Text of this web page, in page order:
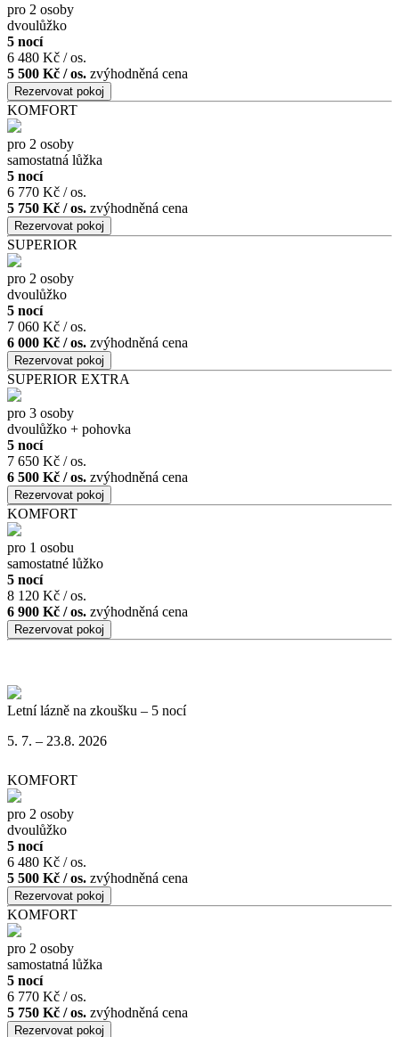
pro 2 osoby
dvoulůžko
5 nocí
6 480 Kč / os.
5 500 Kč / os. zvýhodněná cena
KOMFORT
pro 2 osoby
samostatná lůžka
5 nocí
6 770 Kč / os.
5 750 Kč / os. zvýhodněná cena
SUPERIOR
pro 2 osoby
dvoulůžko
5 nocí
7 060 Kč / os.
6 000 Kč / os. zvýhodněná cena
SUPERIOR EXTRA
pro 3 osoby
dvoulůžko + pohovka
5 nocí
7 650 Kč / os.
6 500 Kč / os. zvýhodněná cena
KOMFORT
pro 1 osobu
samostatné lůžko
5 nocí
8 120 Kč / os.
6 900 Kč / os. zvýhodněná cena
Letní lázně na zkoušku – 5 nocí
5. 7. – 23.8. 2026
KOMFORT
pro 2 osoby
dvoulůžko
5 nocí
6 480 Kč / os.
5 500 Kč / os. zvýhodněná cena
KOMFORT
pro 2 osoby
samostatná lůžka
5 nocí
6 770 Kč / os.
5 750 Kč / os. zvýhodněná cena